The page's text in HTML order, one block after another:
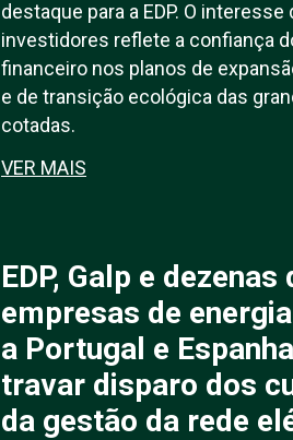
destaque para a EDP. O interesse
investidores reflete a confiança
financeiro nos planos de
e de transição ecológica das
cotadas.
VER MAIS
EDP, Galp e dezenas
empresas de
a Portugal e
travar disparo dos
da gestão da rede